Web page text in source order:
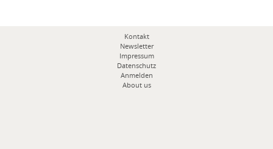
Kontakt
Newsletter
Impressum
Datenschutz
Anmelden
About us